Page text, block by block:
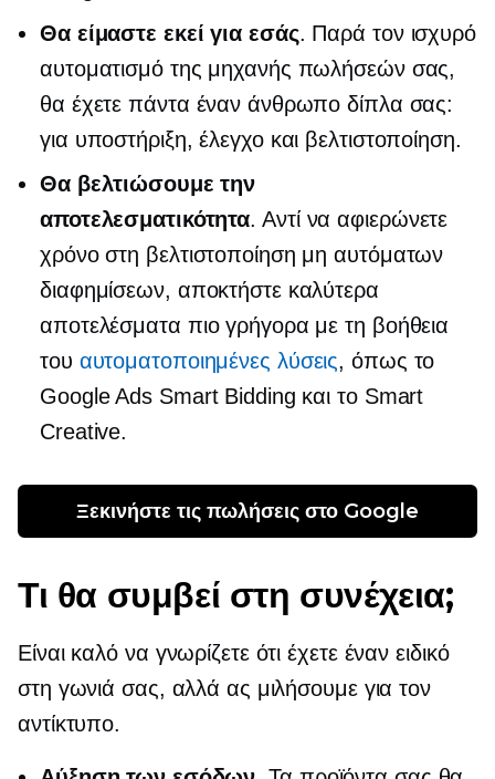
Θα είμαστε εκεί για εσάς. Παρά τον ισχυρό
αυτοματισμό της μηχανής πωλήσεών σας,
θα έχετε πάντα έναν άνθρωπο δίπλα σας:
για υποστήριξη, έλεγχο και βελτιστοποίηση.
Θα βελτιώσουμε την
αποτελεσματικότητα. Αντί να αφιερώνετε
χρόνο στη βελτιστοποίηση μη αυτόματων
διαφημίσεων, αποκτήστε καλύτερα
αποτελέσματα πιο γρήγορα με τη βοήθεια
του αυτοματοποιημένες λύσεις, όπως το
Google Ads Smart Bidding και το Smart
Creative.
Ξεκινήστε τις πωλήσεις στο Google
Τι θα συμβεί στη συνέχεια;
Είναι καλό να γνωρίζετε ότι έχετε έναν ειδικό
στη γωνιά σας, αλλά ας μιλήσουμε για τον
αντίκτυπο.